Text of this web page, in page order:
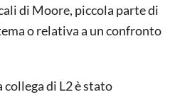
di Moore, piccola parte di
o relativa a un confronto
collega di L2 è stato